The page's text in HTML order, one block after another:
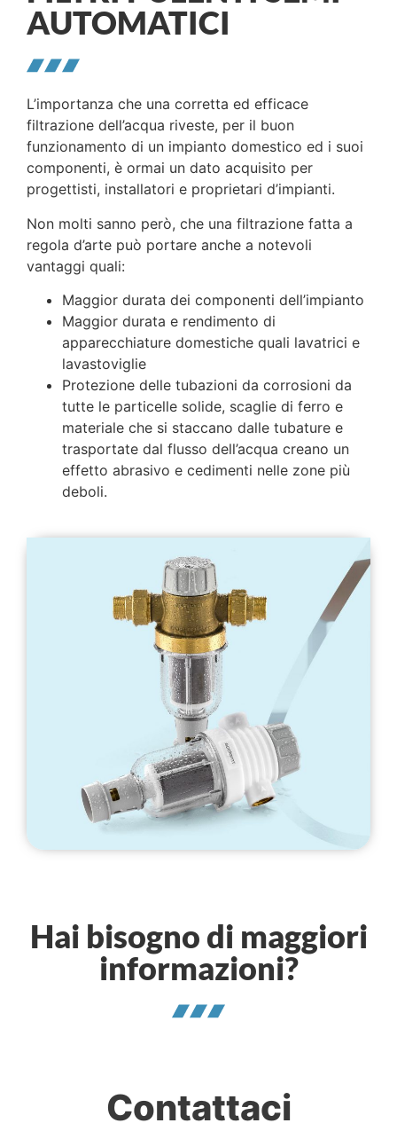
AUTOMATICI
L’importanza che una corretta ed efficace
filtrazione dell’acqua riveste, per il buon
funzionamento di un impianto domestico ed i suoi
componenti, è ormai un dato acquisito per
progettisti, installatori e proprietari d’impianti.
Non molti sanno però, che una filtrazione fatta a
regola d’arte può portare anche a notevoli
vantaggi quali:
Maggior durata dei componenti dell’impianto
Maggior durata e rendimento di
apparecchiature domestiche quali lavatrici e
lavastoviglie
Protezione delle tubazioni da corrosioni da
tutte le particelle solide, scaglie di ferro e
materiale che si staccano dalle tubature e
trasportate dal flusso dell’acqua creano un
effetto abrasivo e cedimenti nelle zone più
deboli.
Hai bisogno di maggiori
informazioni?
Contattaci